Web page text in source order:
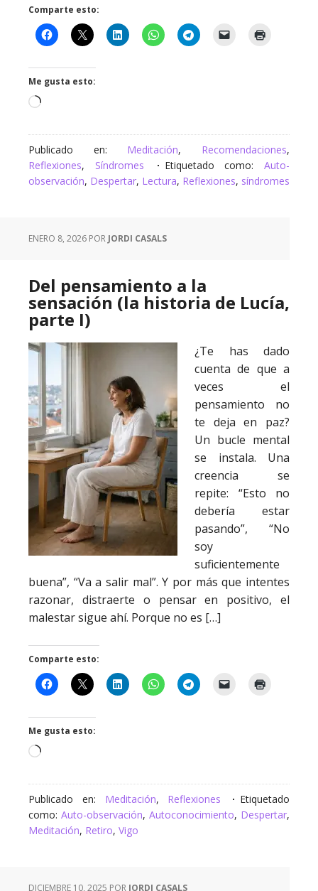
Comparte esto:
Me gusta esto:
Cargando...
Publicado en: Meditación, Recomendaciones,
Reflexiones, Síndromes Etiquetado como: Auto-
observación, Despertar, Lectura, Reflexiones, síndromes
ENERO 8, 2026 POR JORDI CASALS
Del pensamiento a la
sensación (la historia de Lucía,
parte I)
¿Te has dado
cuenta de que a
veces el
pensamiento no
te deja en paz?
Un bucle mental
se instala. Una
creencia se
repite: “Esto no
debería estar
pasando”, “No
soy
suficientemente
buena”, “Va a salir mal”. Y por más que intentes
razonar, distraerte o pensar en positivo, el
malestar sigue ahí. Porque no es […]
Comparte esto:
Me gusta esto:
Cargando...
Publicado en: Meditación, Reflexiones
Etiquetado
como: Auto-observación, Autoconocimiento, Despertar,
Meditación, Retiro, Vigo
DICIEMBRE 10, 2025 POR JORDI CASALS